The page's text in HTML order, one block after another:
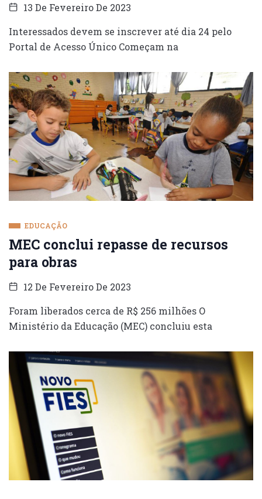
13 De Fevereiro De 2023
Interessados devem se inscrever até dia 24 pelo
Portal de Acesso Único Começam na
EDUCAÇÃO
MEC conclui repasse de recursos
para obras
12 De Fevereiro De 2023
Foram liberados cerca de R$ 256 milhões O
Ministério da Educação (MEC) concluiu esta